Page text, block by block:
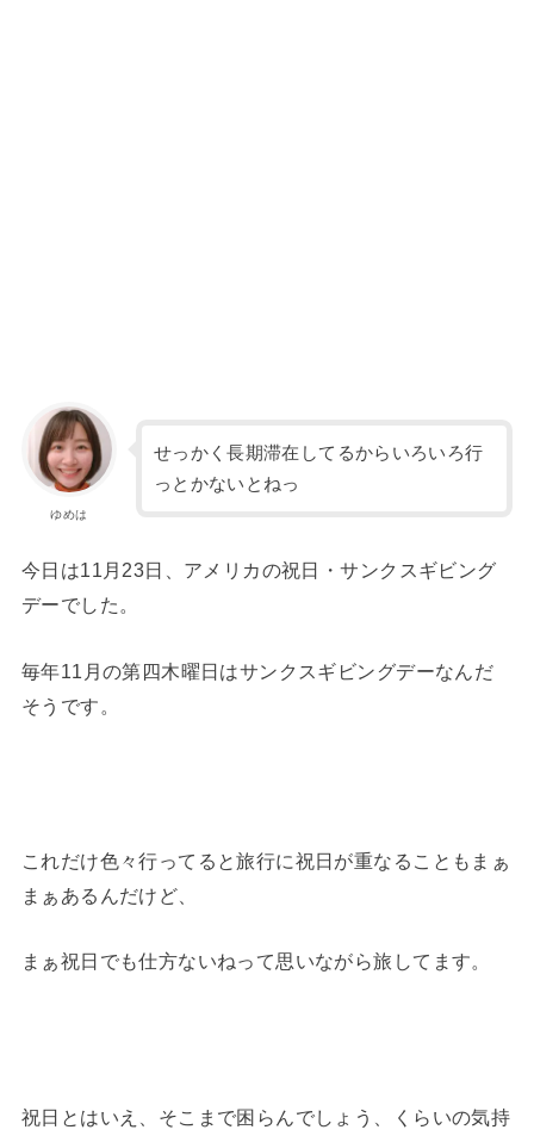
ゆめは
せっかく長期滞在してるからいろいろ行
っとかないとねっ
今日は11月23日、アメリカの祝日・サンクスギビング
デーでした。
毎年11月の第四木曜日はサンクスギビングデーなんだ
そうです。
これだけ色々行ってると旅行に祝日が重なることもまぁ
まぁあるんだけど、
まぁ祝日でも仕方ないねって思いながら旅してます。
祝日とはいえ、そこまで困らんでしょう、くらいの気持